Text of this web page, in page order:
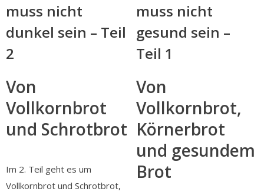
muss nicht
dunkel sein – Teil
2
Von
Vollkornbrot
und Schrotbrot
Im 2. Teil geht es um
Vollkornbrot und Schrotbrot,
muss nicht
gesund sein –
Teil 1
Von
Vollkornbrot,
Körnerbrot
und gesundem
Brot